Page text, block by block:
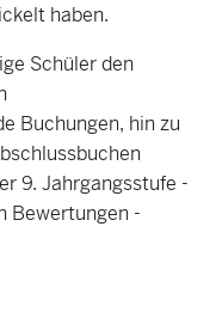
haben.
Schüler den
Buchungen, hin zu
9. Jahrgangsstufe -
Bewertungen -